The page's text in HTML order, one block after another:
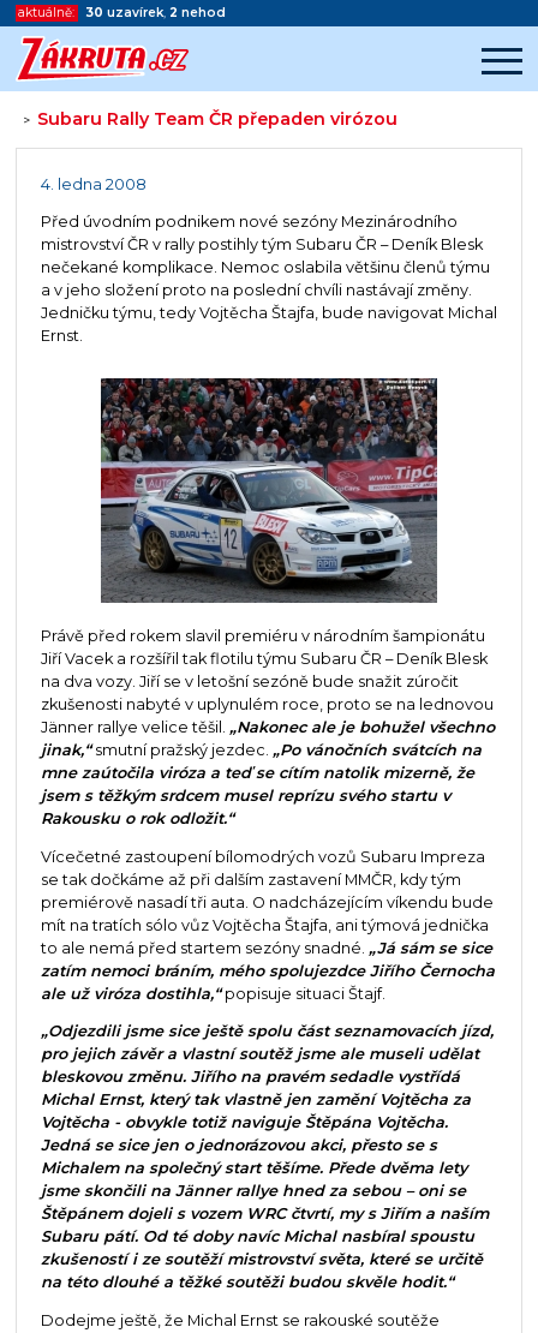
aktuálně: 30 uzavírek, 2 nehod
> Subaru Rally Team ČR přepaden virózou
Začátek reklamy
4. ledna 2008
Před úvodním podnikem nové sezóny Mezinárodního
mistrovství ČR v rally postihly tým Subaru ČR – Deník Blesk
nečekané komplikace. Nemoc oslabila většinu členů týmu
a v jeho složení proto na poslední chvíli nastávají změny.
Jedničku týmu, tedy Vojtěcha Štajfa, bude navigovat Michal
Ernst.
Právě před rokem slavil premiéru v národním šampionátu
Jiří Vacek a rozšířil tak flotilu týmu Subaru ČR – Deník Blesk
na dva vozy. Jiří se v letošní sezóně bude snažit zúročit
zkušenosti nabyté v uplynulém roce, proto se na lednovou
Jänner rallye velice těšil. „Nakonec ale je bohužel všechno
jinak,“smutní pražský jezdec. „Po vánočních svátcích na
mne zaútočila viróza a teď se cítím natolik mizerně, že
jsem s těžkým srdcem musel reprízu svého startu v
Rakousku o rok odložit.“
Vícečetné zastoupení bílomodrých vozů Subaru Impreza
se tak dočkáme až při dalším zastavení MMČR, kdy tým
premiérově nasadí tři auta. O nadcházejícím víkendu bude
mít na tratích sólo vůz Vojtěcha Štajfa, ani týmová jednička
to ale nemá před startem sezóny snadné. „Já sám se sice
zatím nemoci bráním, mého spolujezdce Jiřího Černocha
ale už viróza dostihla,“popisuje situaci Štajf.
„Odjezdili jsme sice ještě spolu část seznamovacích jízd,
pro jejich závěr a vlastní soutěž jsme ale museli udělat
bleskovou změnu. Jiřího na pravém sedadle vystřídá
Michal Ernst, který tak vlastně jen zamění Vojtěcha za
Vojtěcha - obvykle totiž naviguje Štěpána Vojtěcha.
Jedná se sice jen o jednorázovou akci, přesto se s
Michalem na společný start těšíme. Přede dvěma lety
jsme skončili na Jänner rallye hned za sebou – oni se
Štěpánem dojeli s vozem WRC čtvrtí, my s Jiřím a naším
Subaru pátí. Od té doby navíc Michal nasbíral spoustu
zkušeností i ze soutěží mistrovství světa, které se určitě
na této dlouhé a těžké soutěži budou skvěle hodit.“
Dodejme ještě, že Michal Ernst se rakouské soutěže